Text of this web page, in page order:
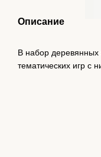
Описание
В набор деревянных
тематических игр с